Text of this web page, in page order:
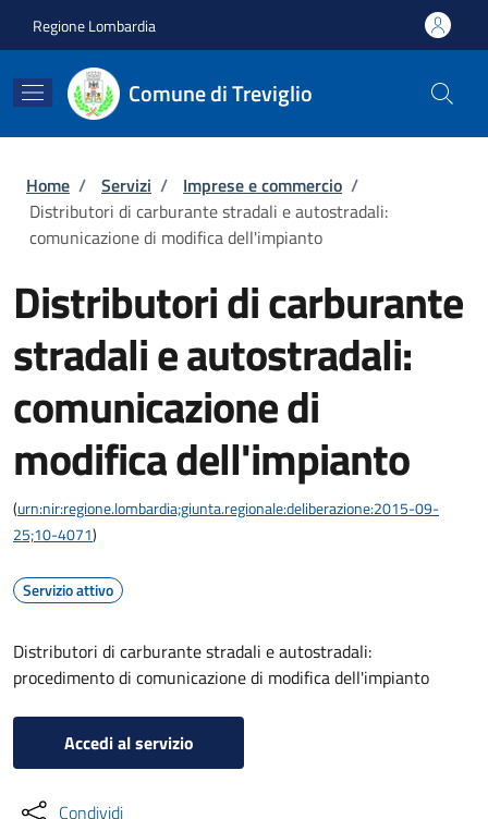
Regione Lombardia
Comune di Treviglio
Briciole di pane
Home / Servizi / Imprese e commercio /
Distributori di carburante stradali e autostradali:
comunicazione di modifica dell'impianto
Distributori di carburante
stradali e autostradali:
comunicazione di
modifica dell'impianto
(urn:nir:regione.lombardia;giunta.regionale:deliberazione:2015-09-
25;10-4071)
Servizio attivo
Distributori di carburante stradali e autostradali:
procedimento di comunicazione di modifica dell'impianto
Accedi al servizio
Condividi